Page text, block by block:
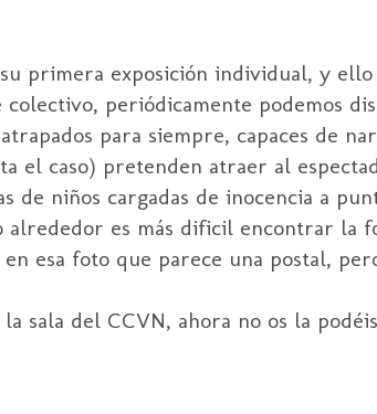
primera exposición individual, y
colectivo, periódicamente podemos
para siempre, capaces de
el caso) pretenden atraer al
de niños cargadas de inocencia a
alrededor es más dificil encontrar la
esa foto que parece una postal,
sala del CCVN, ahora no os la